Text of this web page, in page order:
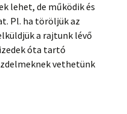
lehet, de működik és
Pl. ha töröljük az
a rajtunk lévő
óta tartó
vethetünk